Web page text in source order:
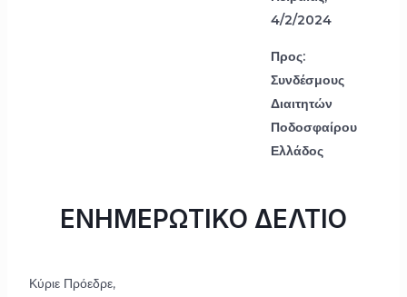
4/2/2024
Προς:
Συνδέσμους
Διαιτητών
Ποδοσφαίρου
Ελλάδος
ΕΝΗΜΕΡΩΤΙΚΟ ΔΕΛΤΙΟ
Κύριε Πρόεδρε,